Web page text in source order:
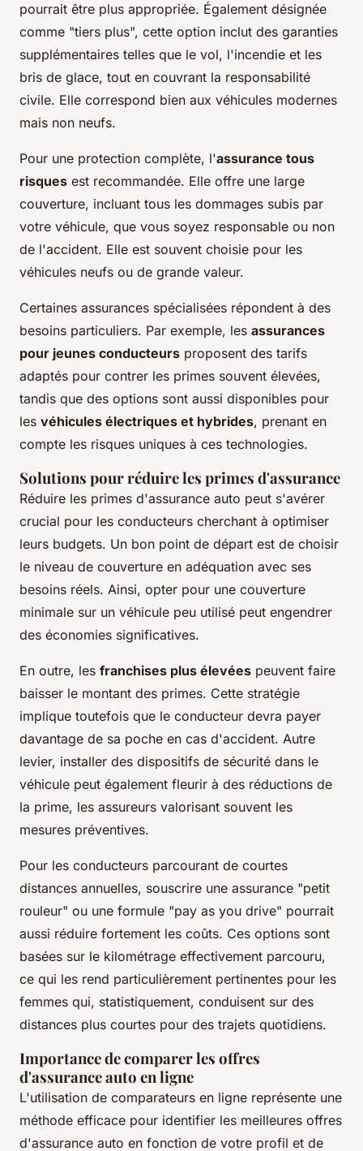
pourrait être plus appropriée. Également désignée
comme "tiers plus", cette option inclut des garanties
supplémentaires telles que le vol, l'incendie et les
bris de glace, tout en couvrant la responsabilité
civile. Elle correspond bien aux véhicules modernes
mais non neufs.
Pour une protection complète, l'assurance tous
risques est recommandée. Elle offre une large
couverture, incluant tous les dommages subis par
votre véhicule, que vous soyez responsable ou non
de l'accident. Elle est souvent choisie pour les
véhicules neufs ou de grande valeur.
Certaines assurances spécialisées répondent à des
besoins particuliers. Par exemple, les assurances
pour jeunes conducteurs proposent des tarifs
adaptés pour contrer les primes souvent élevées,
tandis que des options sont aussi disponibles pour
les véhicules électriques et hybrides, prenant en
compte les risques uniques à ces technologies.
Solutions pour réduire les primes d'assurance
Réduire les primes d'assurance auto peut s'avérer
crucial pour les conducteurs cherchant à optimiser
leurs budgets. Un bon point de départ est de choisir
le niveau de couverture en adéquation avec ses
besoins réels. Ainsi, opter pour une couverture
minimale sur un véhicule peu utilisé peut engendrer
des économies significatives.
En outre, les franchises plus élevées peuvent faire
baisser le montant des primes. Cette stratégie
implique toutefois que le conducteur devra payer
davantage de sa poche en cas d'accident. Autre
levier, installer des dispositifs de sécurité dans le
véhicule peut également fleurir à des réductions de
la prime, les assureurs valorisant souvent les
mesures préventives.
Pour les conducteurs parcourant de courtes
distances annuelles, souscrire une assurance "petit
rouleur" ou une formule "pay as you drive" pourrait
aussi réduire fortement les coûts. Ces options sont
basées sur le kilométrage effectivement parcouru,
ce qui les rend particulièrement pertinentes pour les
femmes qui, statistiquement, conduisent sur des
distances plus courtes pour des trajets quotidiens.
Importance de comparer les offres
d'assurance auto en ligne
L'utilisation de comparateurs en ligne représente une
méthode efficace pour identifier les meilleures offres
d'assurance auto en fonction de votre profil et de